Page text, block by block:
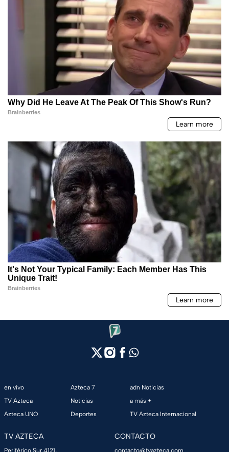
en vivo
TV Azteca
Azteca UNO
Azteca 7
Noticias
Deportes
adn Noticias
a más +
TV Azteca Internacional
TV AZTECA
Periférico Sur 4121,
CONTACTO
contacto@tvazteca.com